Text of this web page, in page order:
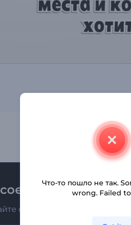
к
о последних новостях и
Что-то пошло не так.
wrong. Failed